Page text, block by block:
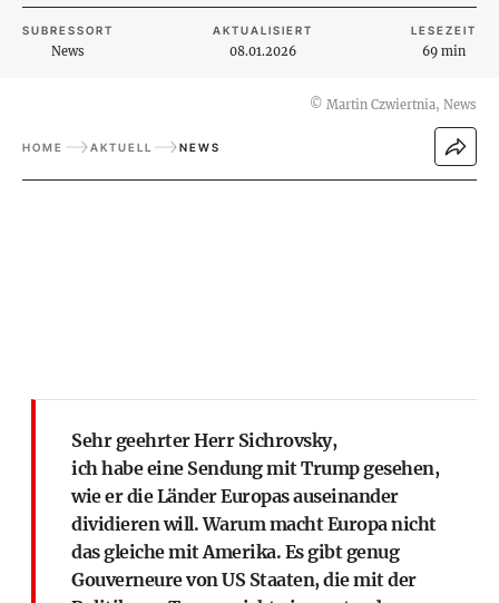
SUBRESSORT
News
AKTUALISIERT
08.01.2026
LESEZEIT
69 min
© Martin Czwiertnia, News
HOME AKTUELL NEWS
Sehr geehrter Herr Sichrovsky,
ich habe eine Sendung mit Trump gesehen,
wie er die Länder Europas auseinander
dividieren will. Warum macht Europa nicht
das gleiche mit Amerika. Es gibt genug
Gouverneure von US Staaten, die mit der